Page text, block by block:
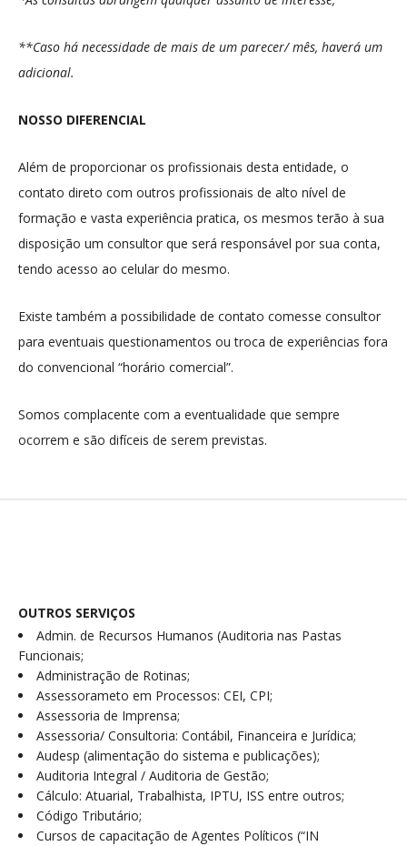
**Caso há necessidade de mais de um parecer/ mês, haverá um
adicional.
NOSSO DIFERENCIAL
Além de proporcionar os profissionais desta entidade, o
contato direto com outros profissionais de alto nível de
formação e vasta experiência pratica, os mesmos terão à sua
disposição um consultor que será responsável por sua conta,
tendo acesso ao celular do mesmo.
Existe também a possibilidade de contato comesse consultor
para eventuais questionamentos ou troca de experiências fora
do convencional “horário comercial”.
Somos complacente com a eventualidade que sempre
ocorrem e são difíceis de serem previstas.
OUTROS SERVIÇOS
Admin. de Recursos Humanos (Auditoria nas Pastas
Funcionais;
Administração de Rotinas;
Assessorameto em Processos: CEI, CPI;
Assessoria de Imprensa;
Assessoria/ Consultoria: Contábil, Financeira e Jurídica;
Audesp (alimentação do sistema e publicações);
Auditoria Integral / Auditoria de Gestão;
Cálculo: Atuarial, Trabalhista, IPTU, ISS entre outros;
Código Tributário;
Cursos de capacitação de Agentes Políticos (“IN